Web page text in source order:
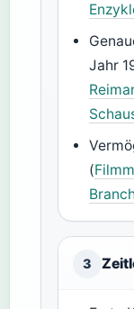
Jahr
(
3